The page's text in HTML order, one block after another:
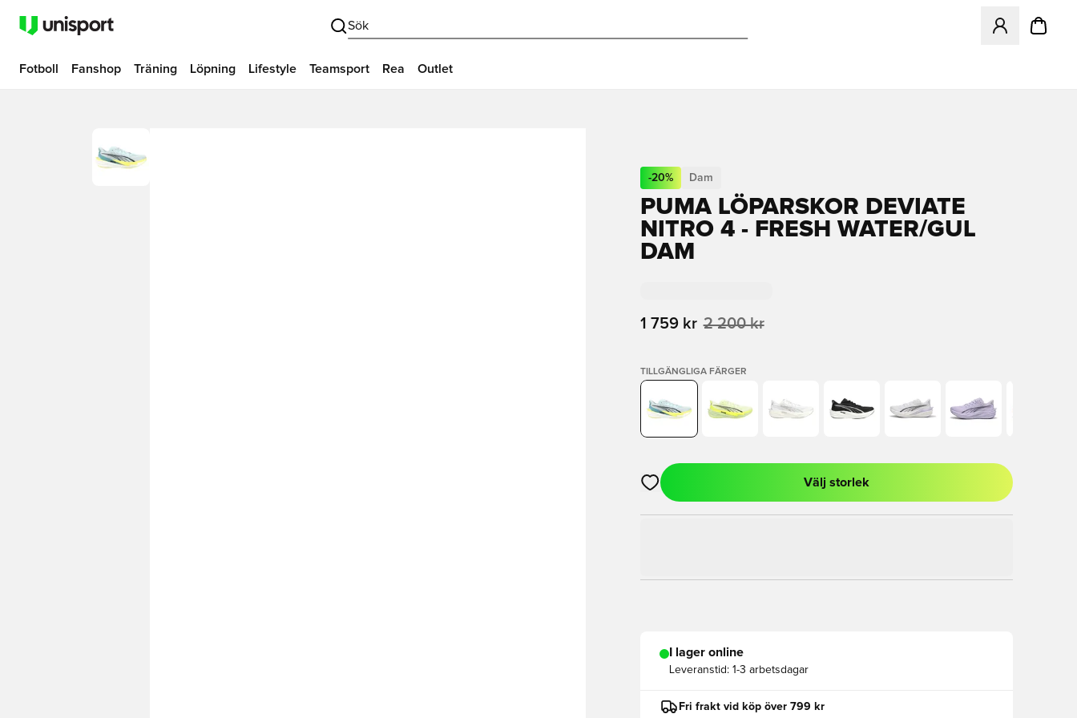
Sök
Öppnar en
Fotboll Fanshop Träning Löpning Lifestyle Teamsport Rea Outlet
-20% Dam
PUMA LÖPARSKOR DEVIATE
NITRO 4 - FRESH WATER/GUL
DAM
1 759 kr 2 200 kr
TILLGÄNGLIGA FÄRGER
Öppnar en Modal för att logga in eller registrera dig som medlem
Välj storlek
I lager online
Leveranstid: 1-3 arbetsdagar
Fri frakt vid köp över 799 kr